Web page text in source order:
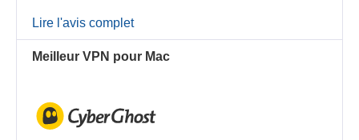
Lire l'avis complet
Meilleur VPN pour Mac